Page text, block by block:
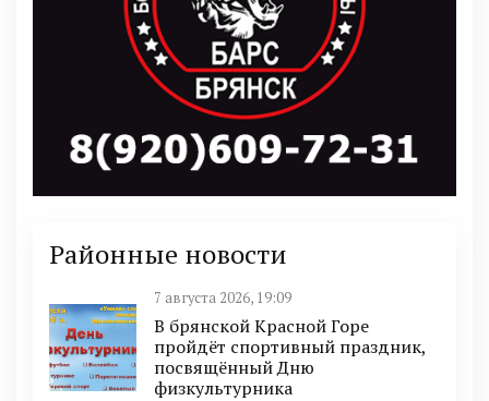
Районные новости
7 августа 2026, 19:09
В брянской Красной Горе
пройдёт спортивный праздник,
посвящённый Дню
физкультурника